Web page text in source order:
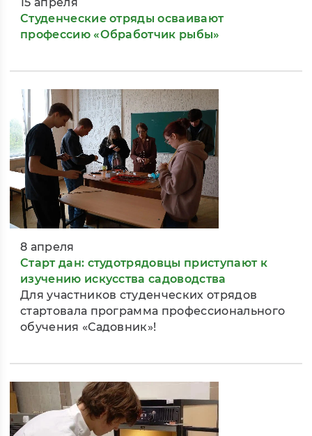
Студенческие отряды осваивают
профессию «Обработчик рыбы»
8 апреля
Старт дан: студотрядовцы приступают к
изучению искусства садоводства
Для участников студенческих отрядов
стартовала программа профессионального
обучения «Садовник»!